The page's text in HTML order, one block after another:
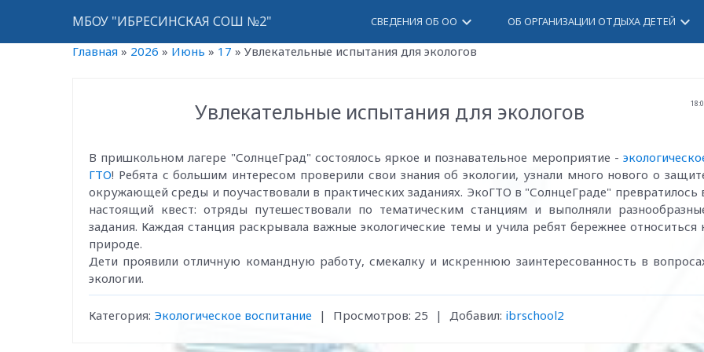
МБОУ "ИБРЕСИНСКАЯ СОШ №2" СВЕДЕНИЯ ОБ ОО keyboard_arrow_down ОБ ОРГАНИЗАЦИИ ОТДЫХА ДЕТЕЙ keyboard_arrow_down
Главная » 2026 » Июнь » 17 » Увлекательные испытания для экологов
Увлекательные испытания для экологов
В пришкольном лагере "СолнцеГрад" состоялось яркое и познавательное мероприятие -
ГТО! Ребята с большим интересом проверили свои знания об экологии, узнали много нового о
окружающей среды и поучаствовали в практических заданиях. ЭкоГТО в "СолнцеГраде" превратилось
настоящий квест: отряды путешествовали по тематическим станциям и выполняли
задания. Каждая станция раскрывала важные экологические темы и учила ребят бережнее относиться
природе.
Дети проявили отличную командную работу, смекалку и искреннюю заинтересованность в
экологии.
Категория: Экологическое воспитание | Просмотров: 25 | Добавил: ibrschool2